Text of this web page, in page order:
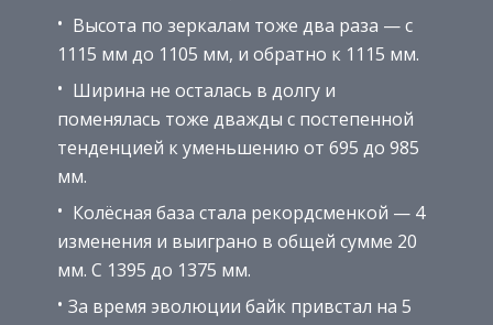
Высота по зеркалам тоже два раза — с
1115 мм до 1105 мм, и обратно к 1115 мм.
Ширина не осталась в долгу и
поменялась тоже дважды с постепенной
тенденцией к уменьшению от 695 до 985
мм.
Колёсная база стала рекордсменкой — 4
изменения и выиграно в общей сумме 20
мм. С 1395 до 1375 мм.
За время эволюции байк привстал на 5